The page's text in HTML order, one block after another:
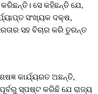
ସେ କହିଛନ୍ତି ଯେ,
ସଂଖ୍ୟକ ଦକ୍ଷ,
ସହ ବିଚାର କରି ତୁରନ୍ତ
କାର୍ଯ୍ୟରତ ଅଛନ୍ତି,
ସ୍ପଷ୍ଟ କରିଛି ଯେ ରାଜ୍ୟ